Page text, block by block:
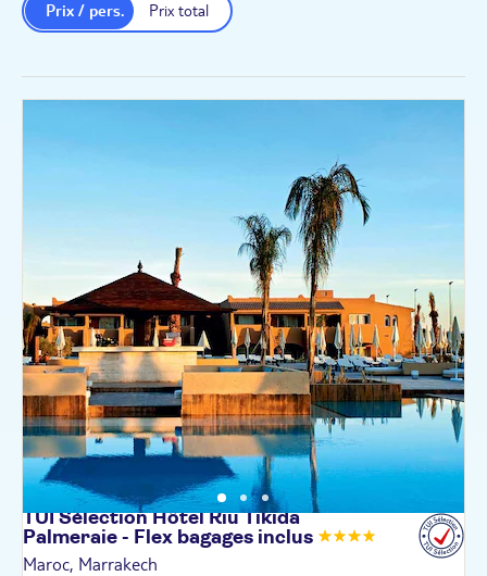
Prix total
Prix / pers.
TUI Sélection Hôtel Riu Tikida
Palmeraie - Flex bagages inclus
Maroc, Marrakech